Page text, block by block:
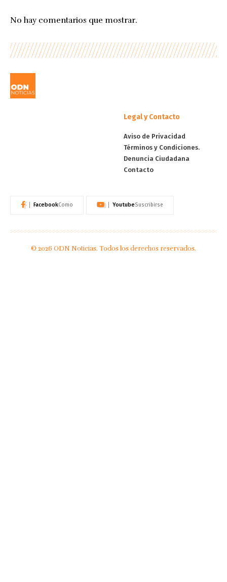
No hay comentarios que mostrar.
Legal y Contacto
Aviso de Privacidad
Términos y Condiciones.
Denuncia Ciudadana
Contacto
FacebookComo YoutubeSuscribirse
© 2026 ODN Noticias. Todos los derechos reservados.